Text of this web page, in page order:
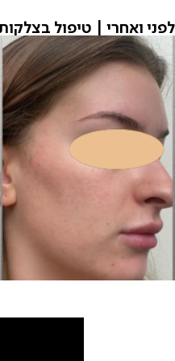
לפני ואחרי | טיפול